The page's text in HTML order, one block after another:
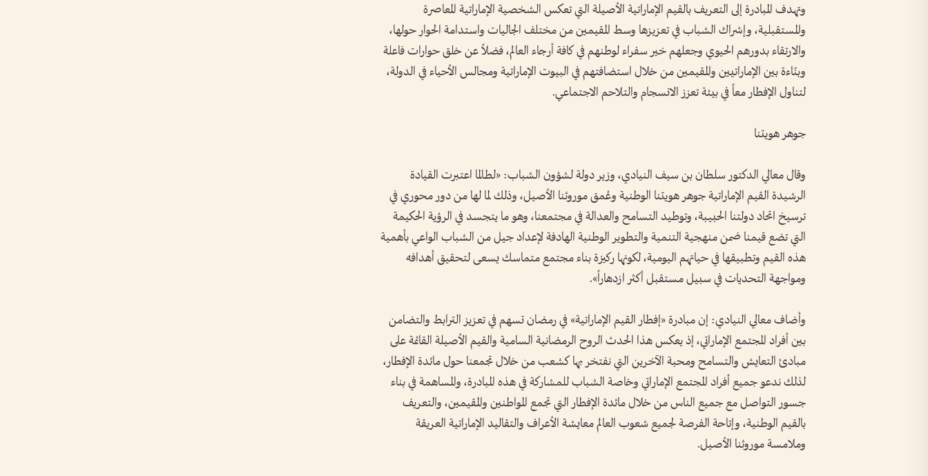
وتهدف المبادرة إلى التعريف بالقيم الإماراتية الأصيلة التي تعكس الشخصية الإماراتية المعاصرة
والمستقبلية، وإشراك الشباب في تعزيزها وسط المقيمين من مختلف الجاليات واستدامة الحوار حولها،
والارتقاء بدورهم الحيوي وجعلهم خير سفراء لوطنهم في كافة أرجاء العالم، فضلاً عن خلق حوارات فاعلة
وبنّاءة بين الإماراتيين والمقيمين من خلال استضافتهم في البيوت الإماراتية ومجالس الأحياء في الدولة،
لتناول الإفطار معاً في بيئة تعزز الانسجام والتلاحم الاجتماعي.
جوهر هويتنا
وقال معالي الدكتور سلطان بن سيف النيادي، وزير دولة لشؤون الشباب: «لطالما اعتبرت القيادة
الرشيدة القيم الإماراتية جوهر هويتنا الوطنية وعُمق موروثنا الأصيل، وذلك لما لها من دور محوري في
ترسيخ اتحاد دولتنا الحبيبة، وتوطيد التسامح والعدالة في مجتمعنا، وهو ما يتجسد في الرؤية الحكيمة
التي تضع قيمنا ضمن منهجية التنمية والتطوير الوطنية الهادفة لإعداد جيل من الشباب الواعي بأهمية
هذه القيم وتطبيقها في حياتهم اليومية، لكونها ركيزة بناء مجتمع متماسك يسعى لتحقيق أهدافه
ومواجهة التحديات في سبيل مستقبل أكثر ازدهاراً».
وأضاف معالي النيادي: إن مبادرة «إفطار القيم الإماراتية» في رمضان تسهم في تعزيز الترابط والتضامن
بين أفراد المجتمع الإماراتي، إذ يعكس هذا الحدث الروح الرمضانية السامية والقيم الأصيلة القائمة على
مبادئ التعايش والتسامح ومحبة الآخرين التي نفتخر بها كشعب من خلال تجمعنا حول مائدة الإفطار،
لذلك ندعو جميع أفراد المجتمع الإماراتي وخاصة الشباب للمشاركة في هذه المبادرة، والمساهمة في بناء
جسور التواصل مع جميع الناس من خلال مائدة الإفطار التي تجمع المواطنين والمقيمين، والتعريف
بالقيم الوطنية، وإتاحة الفرصة لجميع شعوب العالم معايشة الأعراف والتقاليد الإماراتية العريقة
وملامسة موروثنا الأصيل.